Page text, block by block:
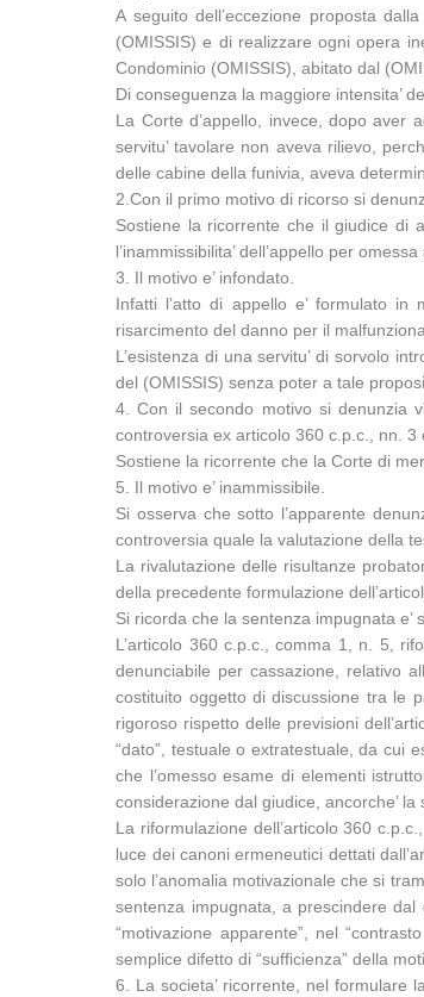
A seguito dell’eccezione proposta
(OMISSIS) e di realizzare ogni opera
Condominio (OMISSIS), abitato dal
Di conseguenza la maggiore intensita’
La Corte d’appello, invece, dopo aver
servitu’ tavolare non aveva rilievo,
delle cabine della funivia, aveva
2.Con il primo motivo di ricorso si
Sostiene la ricorrente che il giudice di
l’inammissibilita’ dell’appello per
3. Il motivo e’ infondato.
Infatti l’atto di appello e’ formulato
risarcimento del danno per il
L’esistenza di una servitu’ di sorvolo
del (OMISSIS) senza poter a tale
4. Con il secondo motivo si denunzia
controversia ex articolo 360 c.p.c., nn. 3
Sostiene la ricorrente che la Corte di
5. Il motivo e’ inammissibile.
Si osserva che sotto l’apparente
controversia quale la valutazione della
La rivalutazione delle risultanze
della precedente formulazione
Si ricorda che la sentenza impugnata
L’articolo 360 c.p.c., comma 1, n. 5,
denunciabile per cassazione, relativo
costituito oggetto di discussione tra le
rigoroso rispetto delle previsioni
“dato”, testuale o extratestuale, da cui
che l’omesso esame di elementi
considerazione dal giudice, ancorche’
La riformulazione dell’articolo 360
luce dei canoni ermeneutici dettati
solo l’anomalia motivazionale che si
sentenza impugnata, a prescindere dal
“motivazione apparente”, nel
semplice difetto di “sufficienza” della
6. La societa’ ricorrente, nel formulare